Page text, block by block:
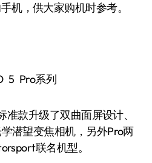
机，供大家购机时参考。
5 Pro系列
款升级了双曲面屏设计、
潜望变焦相机，另外Pro两
联名机型。